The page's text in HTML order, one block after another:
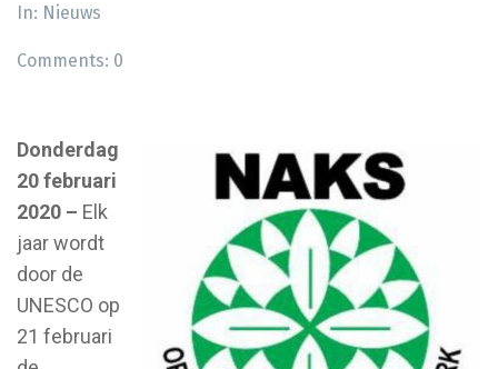
In: Nieuws
Comments: 0
Donderdag
20 februari
2020 – Elk
jaar wordt
door de
UNESCO op
21 februari